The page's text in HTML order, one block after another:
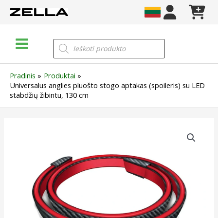
prie
Menu
Products
search
Pradinis
Produktai
Universalus anglies pluošto stogo aptakas (spoileris) su LED
stabdžių žibintu, 130 cm
aptakas
(spoileris)